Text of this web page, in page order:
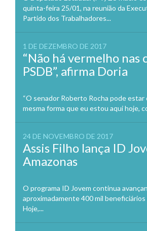
quinta-feira 25/01, na reunião da
Partido dos Trabalhadores...
1 DE DEZEMBRO DE 2017
“Não há vermelho nas
PSDB”, afirma Doria
“O senador Roberto Rocha pode estar
mesma forma que eu estou aqui hoje,
24 DE NOVEMBRO DE 2017
Assis Filho lança ID
Amazonas
O programa ID Jovem continua
aproximadamente 400 mil
Hoje,...